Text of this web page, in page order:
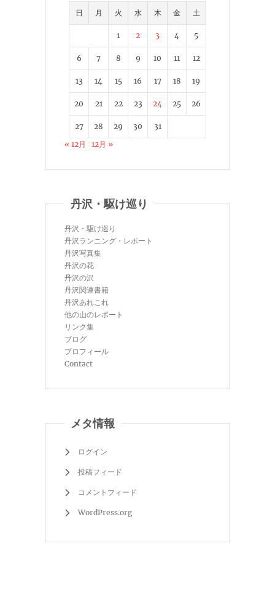
日 月 火 水 木 金 土
1 2 3 4 5
6 7 8 9 10 11 12
13 14 15 16 17 18 19
20 21 22 23 24 25 26
27 28 29 30
31
« 12月
12月 »
丹沢・駆け巡り
丹沢・駆け巡り
丹沢ランニング・レポート
丹沢写真集
丹沢の花
丹沢の沢
丹沢関連書籍
丹沢あれこれ
他の山のレポート
リンク集
ブログ
プロフィール
Contact
メタ情報
ログイン
投稿フィード
コメントフィード
WordPress.org